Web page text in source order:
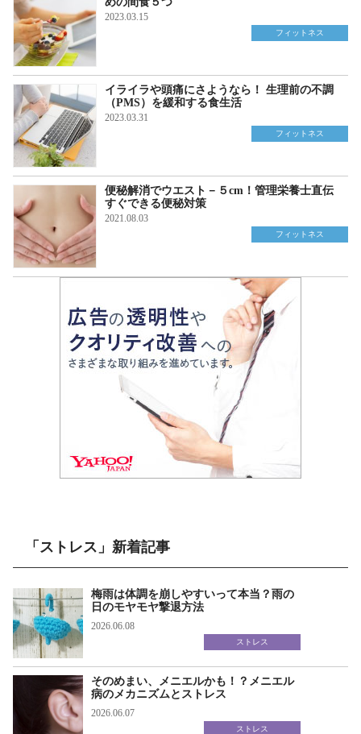
2023.03.15
フィットネス
イライラや頭痛にさようなら！ 生理前の不調
（PMS）を緩和する食生活
2023.03.31
フィットネス
便秘解消でウエスト－５cm！管理栄養士直伝
すぐできる便秘対策
2021.08.03
フィットネス
「ストレス」新着記事
梅雨は体調を崩しやすいって本当？雨の
日のモヤモヤ撃退方法
2026.06.08
ストレス
そのめまい、メニエルかも！？メニエル
病のメカニズムとストレス
2026.06.07
ストレス